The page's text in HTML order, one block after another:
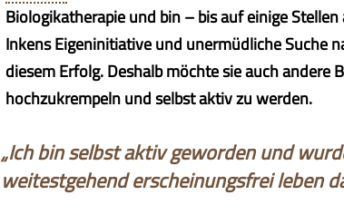
Biologikatherapie und bin – bis auf einige
Inkens Eigeninitiative und unermüdliche Suche
diesem Erfolg. Deshalb möchte sie auch
hochzukrempeln und selbst aktiv zu werden.
„Ich bin selbst aktiv geworden und
weitestgehend erscheinungsfrei leben